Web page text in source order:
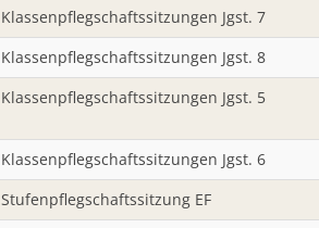
Klassenpflegschaftssitzungen Jgst. 7
Klassenpflegschaftssitzungen Jgst. 8
Klassenpflegschaftssitzungen Jgst. 5
Klassenpflegschaftssitzungen Jgst. 6
Stufenpflegschaftssitzung EF